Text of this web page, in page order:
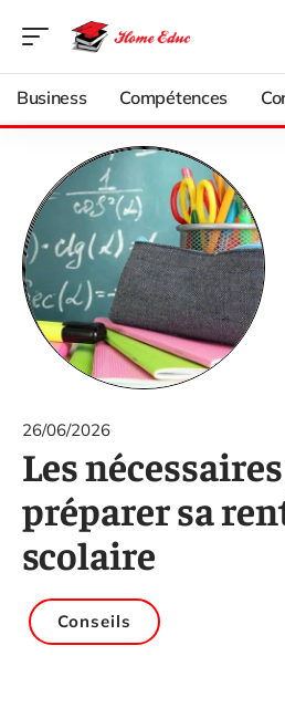
Business Compétences
26/06/2026
Les
préparer sa
scolaire
Conseils